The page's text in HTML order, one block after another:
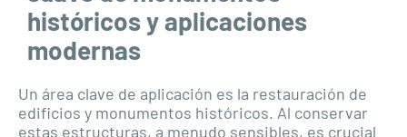
históricos y aplicaciones
modernas
Un área clave de aplicación es la restauración de
edificios y monumentos históricos. Al conservar
estas estructuras, a menudo sensibles, es crucial